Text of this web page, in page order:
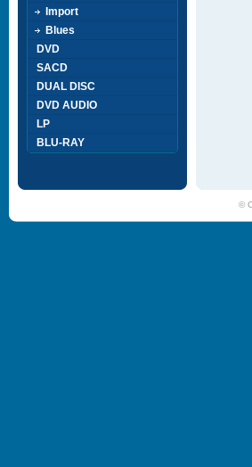
Import
Blues
DVD
SACD
DUAL DISC
DVD AUDIO
LP
BLU-RAY
©